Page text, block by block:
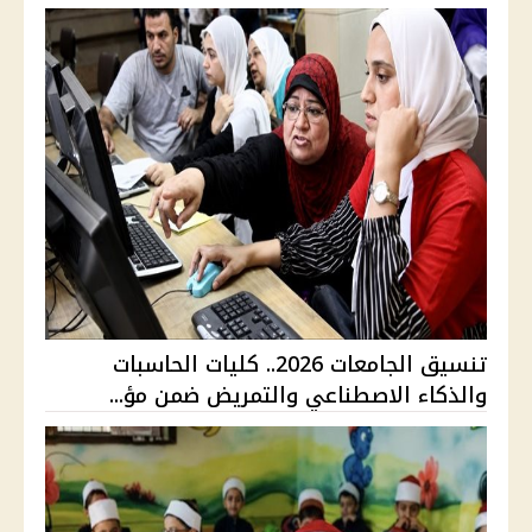
تنسيق الجامعات 2026.. كليات الحاسبات
والذكاء الاصطناعي والتمريض ضمن مؤ...